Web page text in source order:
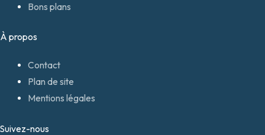
Bons plans
À propos
Contact
Plan de site
Mentions légales
Suivez-nous